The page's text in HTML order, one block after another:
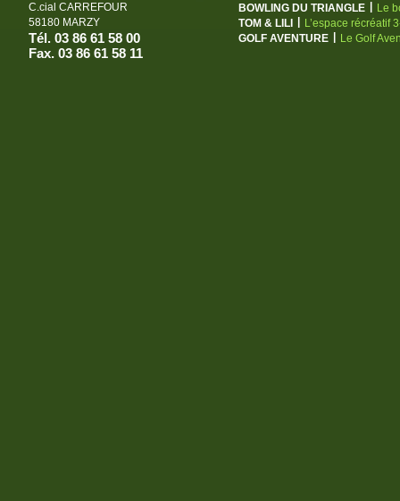
C.cial CARREFOUR
58180 MARZY
Tél. 03 86 61 58 00
Fax. 03 86 61 58 11
BOWLING DU TRIANGLE
Le
TOM & LILI
L’espace récréatif
GOLF AVENTURE
Le Golf